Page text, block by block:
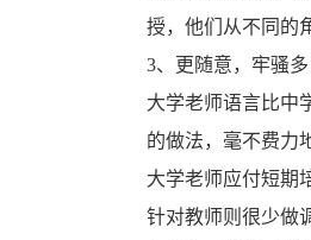
授，他们从不同的
3、更随意，牢骚多
大学老师语言比中
的做法，毫不费力
大学老师应付短期
针对教师则很少做